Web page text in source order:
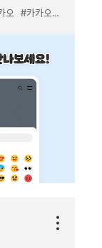
오 #카카오톡